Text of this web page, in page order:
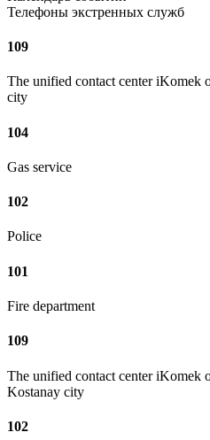
Телефоны экстренных служб
109
The unified contact center iKomek
city
104
Gas service
102
Police
101
Fire department
109
The unified contact center iKomek
Kostanay city
102